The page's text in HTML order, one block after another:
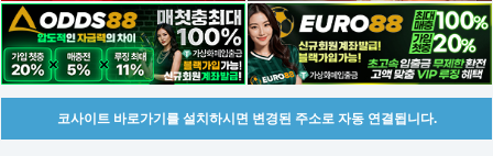
코사이트 바로가기를 설치하시면 변경된 주소로 자동 연결됩니다.